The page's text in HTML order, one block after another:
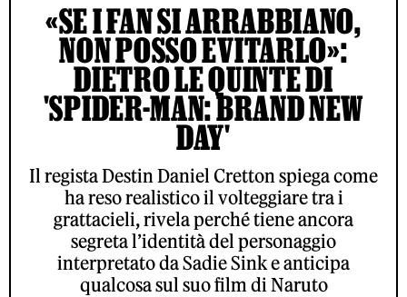
«SE I FAN SI ARRABBIANO,
NON POSSO EVITARLO»:
DIETRO LE QUINTE DI
'SPIDER-MAN: BRAND NEW
DAY'
Il regista Destin Daniel Cretton spiega come
ha reso realistico il volteggiare tra i
grattacieli, rivela perché tiene ancora
segreta l’identità del personaggio
interpretato da Sadie Sink e anticipa
qualcosa sul suo film di Naruto